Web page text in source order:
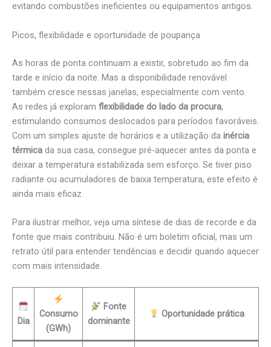
evitando combustões ineficientes ou equipamentos antigos.
Picos, flexibilidade e oportunidade de poupança
As horas de ponta continuam a existir, sobretudo ao fim da
tarde e início da noite. Mas a disponibilidade renovável
também cresce nessas janelas, especialmente com vento.
As redes já exploram flexibilidade do lado da procura,
estimulando consumos deslocados para períodos favoráveis.
Com um simples ajuste de horários e a utilização da inércia
térmica da sua casa, consegue pré-aquecer antes da ponta e
deixar a temperatura estabilizada sem esforço. Se tiver piso
radiante ou acumuladores de baixa temperatura, este efeito é
ainda mais eficaz.
Para ilustrar melhor, veja uma síntese de dias de recorde e da
fonte que mais contribuiu. Não é um boletim oficial, mas um
retrato útil para entender tendências e decidir quando aquecer
com mais intensidade.
Dia
Consumo
(GWh)
Fonte
dominante
Oportunidade prática